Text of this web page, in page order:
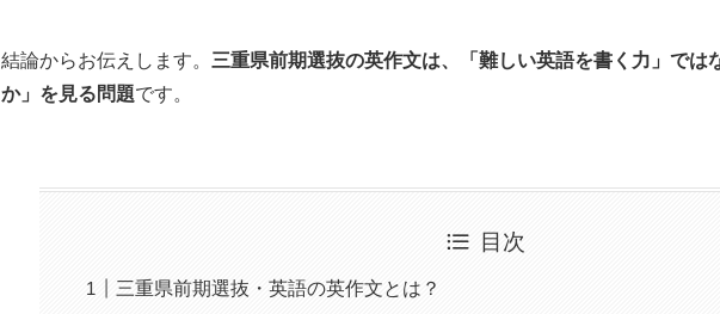
結論からお伝えします。 三重県前期選抜の英作文は、「難しい英語を書く力」では
か」を見る問題です。
目次
三重県前期選抜・英語の英作文とは？